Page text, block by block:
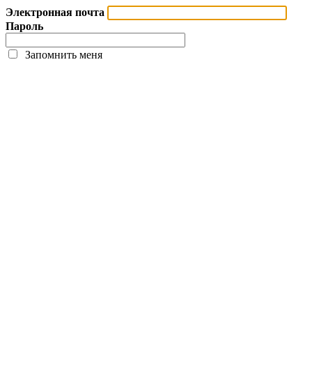
Электронная почта
Пароль
Запомнить меня